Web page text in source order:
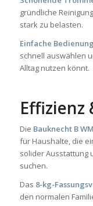
gründliche
stark zu belasten.
Einfache Bedienung
schnell auswählen
Alltag nutzen könnt.
Effizienz
Die Bauknecht B
für Haushalte, die
solider Ausstattung
suchen.
Das 8-kg-
den normalen